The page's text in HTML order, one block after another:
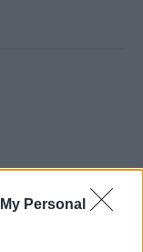
Personal
rápiday